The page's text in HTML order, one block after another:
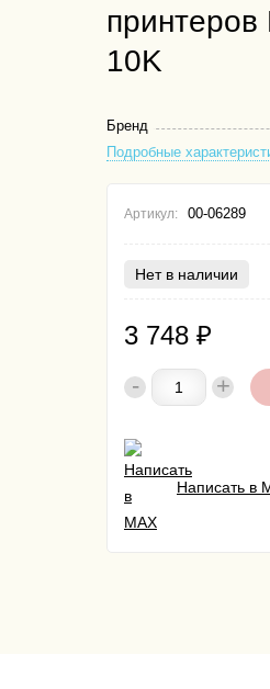
10K
Бренд
Подробные
Артикул: 00-06289
Нет в наличии
3 748 ₽
- +
Написать в